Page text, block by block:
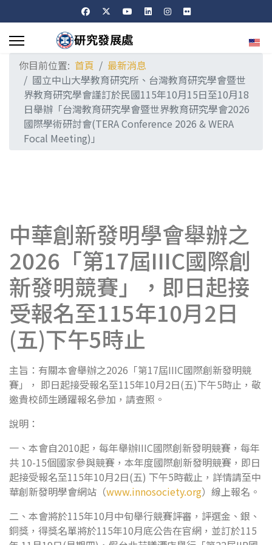
選擇
你目前位置: 首頁
最新消息
國立中山大學教育研究所、台灣教育研究學會暨世
界教育研究學會謹訂於民國115年10月15日至10月18
日舉辦「台灣教育研究學會暨世界教育研究學會2026
國際學術研討會(TERA Conference 2026 & WERA
Focal Meeting)」
中華創新發明學會舉辦之
2026「第17屆IIIC國際創
新發明競賽」，即日起接
受報名至115年10月2日
(五)下午5時止
主旨：有關本會舉辦之2026「第17屆IIIC國際創新發明競
賽」， 即日起接受報名至115年10月2日(五)下午5時止，敬
邀貴校師生踴躍報名參加，請查照。
說明：
一、本會自2010起，每年舉辦IIIC國際創新發明競賽，每年
共 10-15個國家參與競賽，本年度國際創新發明競賽，即日
起接受報名至115年10月2日(五) 下午5時截止，詳情請至中
華創新發明學會網站（www.innosociety.org）線上報名。
二、本會將於115年10月中旬舉行競賽評審，評選金、銀、
銅獎，得獎名單將於115年10月底公告在官網，並訂於115